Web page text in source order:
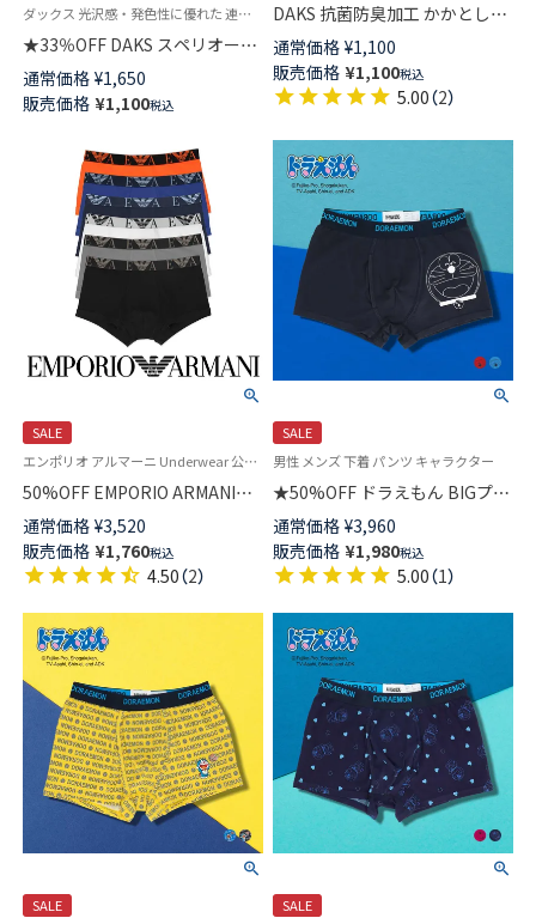
ダックス 光沢感・発色性に優れた 連続シルケット加工糸使用 紳士 靴下 男性
★33％OFF DAKS スペリオール
ピマ綿混 ビジネスソックス 消
臭加工 ノベーションチェック
クルー丈 日本製 メンズ
通常価格 ¥1,650
販売価格 ¥1,100税込
DAKS 抗菌防臭加工 かかとしっ
かりホールド Newアーガイル
DDカット クルー丈 小寸 大寸 メ
ンズ カジュアルソックス
02512676
通常価格 ¥1,100
販売価格 ¥1,100税込
5.00（2）
SALE
エンポリオ アルマーニ Underwear 公式オンラインショップ
50%OFF EMPORIO ARMANI
BOLD MONOGRAM ボールド モ
ノグラム ボクサーパンツ 前閉
じ EUサイズ メンズ 54007159
通常価格 ¥3,520
販売価格 ¥1,760税込
4.50（2）
SALE
男性 メンズ 下着 パンツ キャラクター
★50%OFF ドラえもん BIGプリ
ント 前開き ボクサー パンツ メ
ンズ アンダーウェア 53604004
通常価格 ¥3,960
販売価格 ¥1,980税込
5.00（1）
SALE
SALE